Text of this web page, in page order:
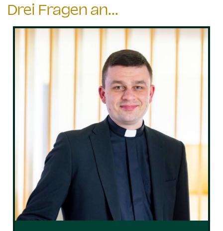
Drei Fragen an...